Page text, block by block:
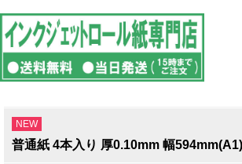
NEW
普通紙 4本入り 厚0.10mm 幅